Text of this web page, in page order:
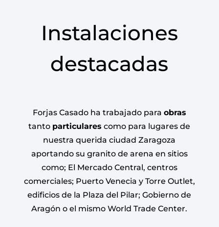
Instalaciones
destacadas
Forjas Casado ha trabajado para obras
tanto particulares como para lugares de
nuestra querida ciudad Zaragoza
aportando su granito de arena en sitios
como; El Mercado Central, centros
comerciales; Puerto Venecia y Torre Outlet,
edificios de la Plaza del Pilar; Gobierno de
Aragón o el mismo World Trade Center.